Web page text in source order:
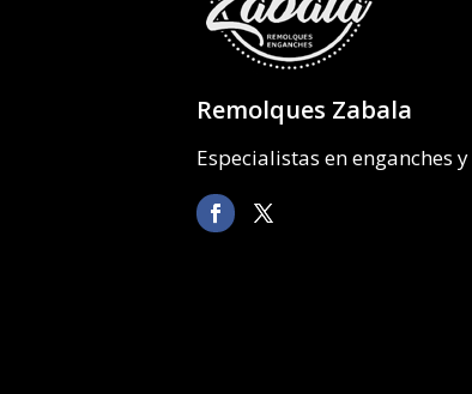
Remolques Zabala
Especialistas en enganches